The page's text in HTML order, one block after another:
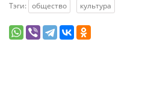
Тэги: общество культура